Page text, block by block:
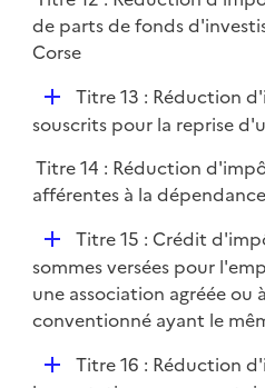
de parts de fonds
Corse
D
é
l
i
Titre 13 : Réduction
souscrits pour la reprise
Titre 14 : Réduction
afférentes à la dépendance
D
é
p
l
Titre 15 : Crédit
sommes versées pour
une association agréée ou
conventionné ayant le
DTitre 16 : Réduction